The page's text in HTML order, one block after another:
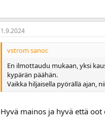
1.9.2024
vstrom sanoi:
En ilmottaudu mukaan, yksi
kypärän päähän.
Vaikka hiljaisella pyörällä ajan,
Hyvä mainos ja hyvä että